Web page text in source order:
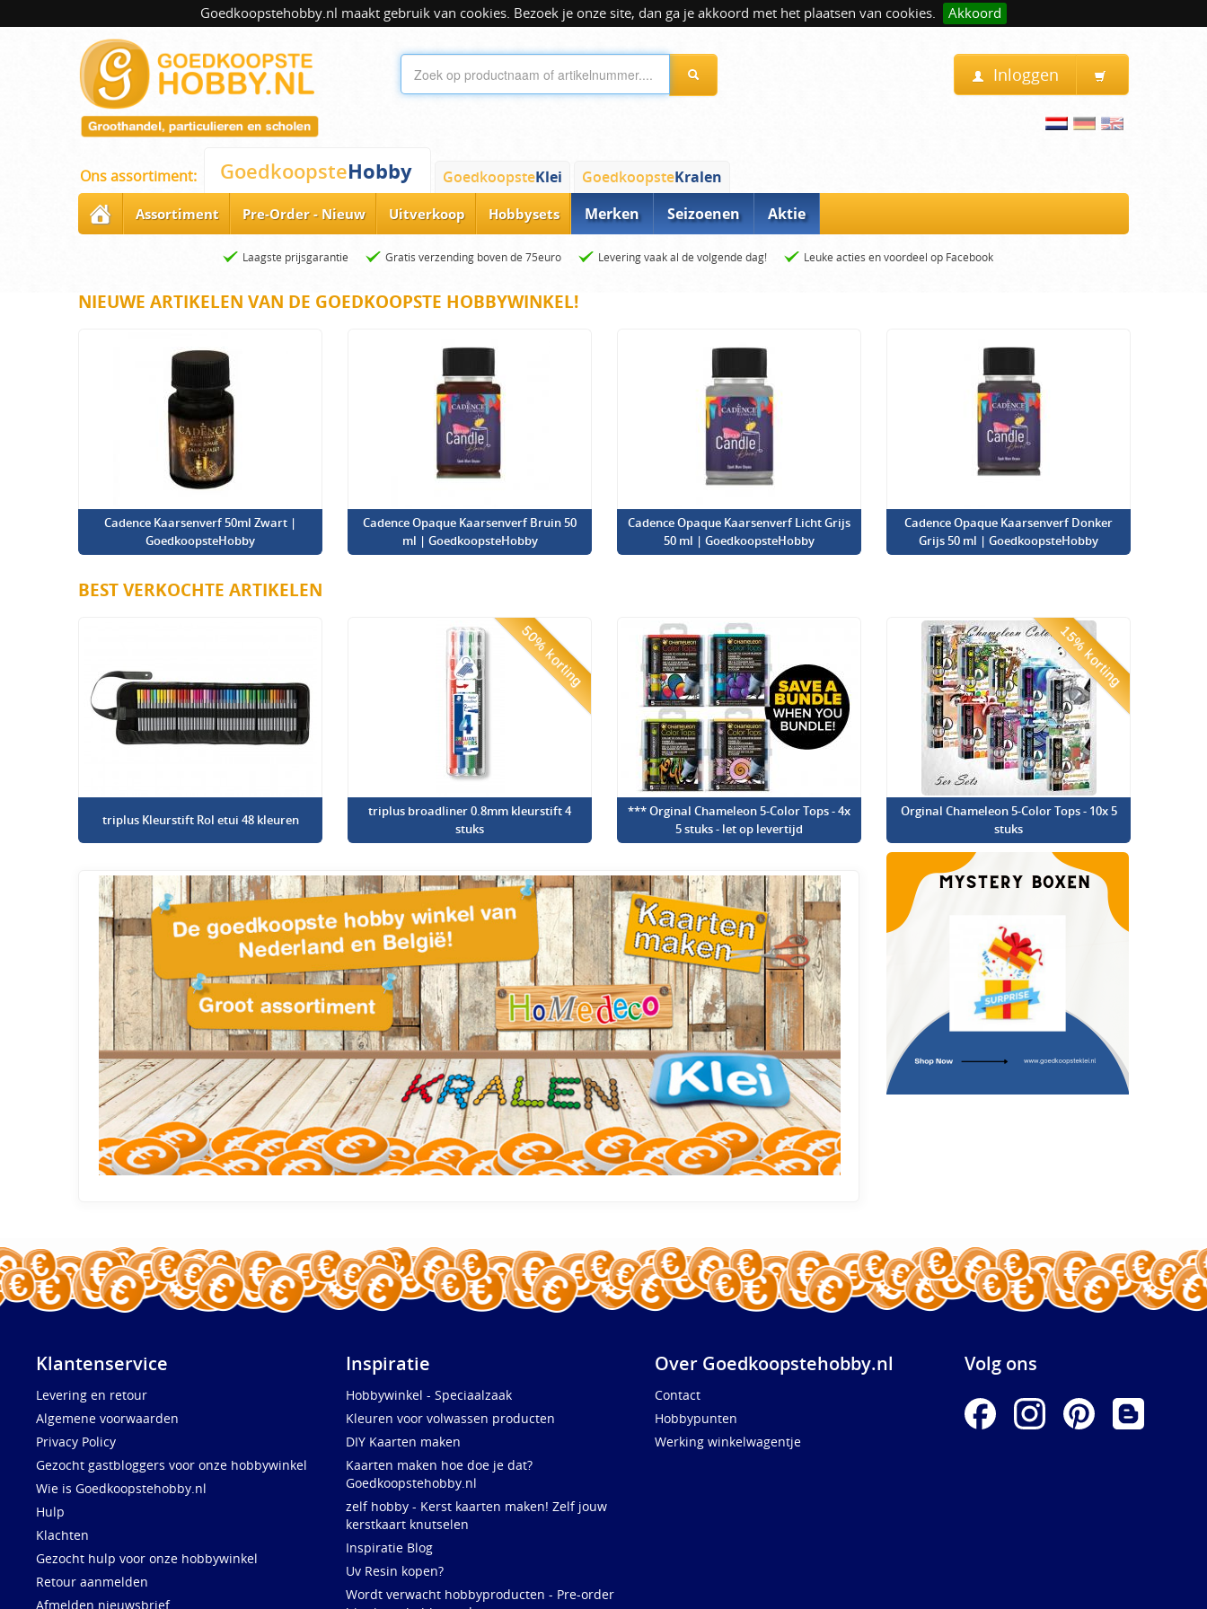
Goedkoopstehobby.nl maakt gebruik van cookies. Bezoek je onze site, dan ga je akkoord met het plaatsen van cookies. Akkoord
Inloggen
Ons assortiment: GoedkoopsteHobby GoedkoopsteKlei GoedkoopsteKralen
Assortiment Pre-Order - Nieuw Uitverkoop Hobbysets Merken Seizoenen Aktie
Laagste prijsgarantie Gratis verzending boven de 75euro Levering vaak al de volgende dag! Leuke acties en voordeel op Facebook
NIEUWE ARTIKELEN VAN DE GOEDKOOPSTE HOBBYWINKEL!
Cadence Kaarsenverf 50ml Zwart |
GoedkoopsteHobby
Cadence Opaque Kaarsenverf Bruin 50
ml | GoedkoopsteHobby
Cadence Opaque Kaarsenverf Licht Grijs
50 ml | GoedkoopsteHobby
Cadence Opaque Kaarsenverf Donker
Grijs 50 ml | GoedkoopsteHobby
BEST VERKOCHTE ARTIKELEN
triplus Kleurstift Rol etui 48 kleuren
50% korting
triplus broadliner 0.8mm kleurstift 4
stuks
*** Orginal Chameleon 5-Color Tops - 4x
5 stuks - let op levertijd
15% korting
Orginal Chameleon 5-Color Tops - 10x 5
stuks
Klantenservice
Levering en retour
Algemene voorwaarden
Privacy Policy
Gezocht gastbloggers voor onze hobbywinkel
Wie is Goedkoopstehobby.nl
Hulp
Klachten
Gezocht hulp voor onze hobbywinkel
Retour aanmelden
Afmelden nieuwsbrief
Inspiratie
Hobbywinkel - Speciaalzaak
Kleuren voor volwassen producten
DIY Kaarten maken
Kaarten maken hoe doe je dat?
Goedkoopstehobby.nl
zelf hobby - Kerst kaarten maken! Zelf jouw
kerstkaart knutselen
Inspiratie Blog
Uv Resin kopen?
Wordt verwacht hobbyproducten - Pre-order
Over Goedkoopstehobby.nl
Contact
Hobbypunten
Werking winkelwagentje
Volg ons